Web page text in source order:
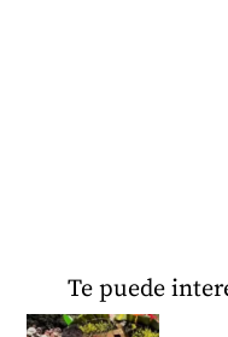
Te puede